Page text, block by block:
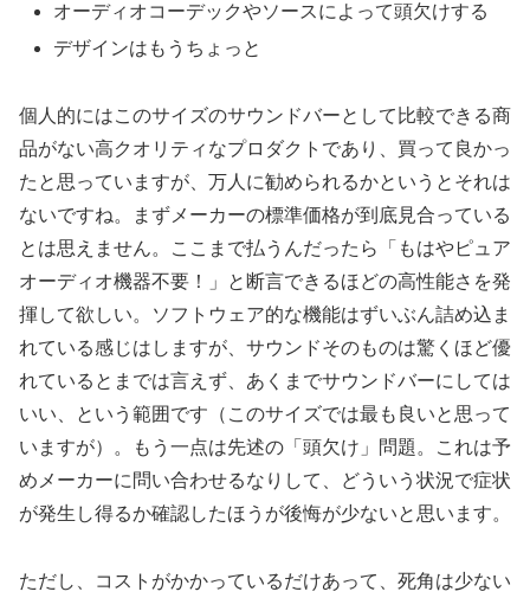
オーディオコーデックやソースによって頭欠けする
デザインはもうちょっと
個人的にはこのサイズのサウンドバーとして比較できる商
品がない高クオリティなプロダクトであり、買って良かっ
たと思っていますが、万人に勧められるかというとそれは
ないですね。まずメーカーの標準価格が到底見合っている
とは思えません。ここまで払うんだったら「もはやピュア
オーディオ機器不要！」と断言できるほどの高性能さを発
揮して欲しい。ソフトウェア的な機能はずいぶん詰め込ま
れている感じはしますが、サウンドそのものは驚くほど優
れているとまでは言えず、あくまでサウンドバーにしては
いい、という範囲です（このサイズでは最も良いと思って
いますが）。もう一点は先述の「頭欠け」問題。これは予
めメーカーに問い合わせるなりして、どういう状況で症状
が発生し得るか確認したほうが後悔が少ないと思います。
ただし、コストがかかっているだけあって、死角は少ない